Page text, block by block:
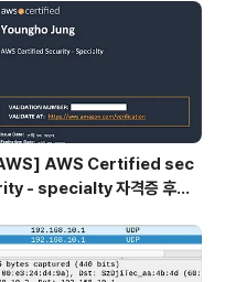
AWS Certified sec
- specialty 자격증 후기